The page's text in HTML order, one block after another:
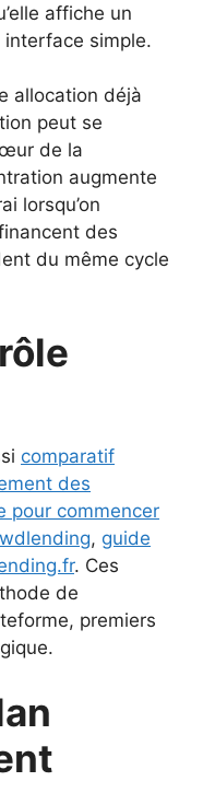
affiche un
simple.
allocation déjà
peut se
de la
augmente
lorsqu’on
des
du même cycle
comparatif
des
pour commencer
, guide
. Ces
de
premiers